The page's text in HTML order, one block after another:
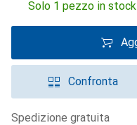
Solo 1 pezzo in stock
Confronta
spedizione gratuita